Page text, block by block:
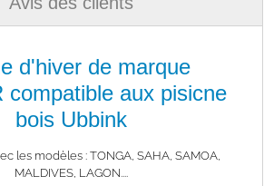
compatible aux pisicne
bois Ubbink
les modèles : TONGA, SAHA, SAMOA,
MALDIVES, LAGON....